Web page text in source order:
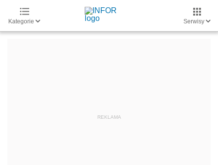
Kategorie Serwisy